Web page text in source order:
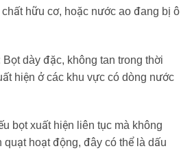
hữu cơ, hoặc nước ao đang bị ô
dày đặc, không tan trong thời
hiện ở các khu vực có dòng nước
bọt xuất hiện liên tục mà không
quạt hoạt động, đây có thể là dấu